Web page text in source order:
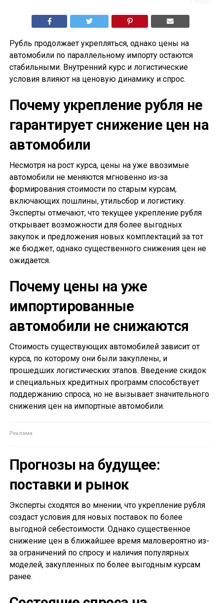
Рубль продолжает укрепляться, однако цены на
автомобили по параллельному импорту остаются
стабильными. Внутренний курс и логистические
условия влияют на ценовую динамику и спрос.
Почему укрепление рубля не
гарантирует снижение цен на
автомобили
Несмотря на рост курса, цены на уже ввозимые
автомобили не меняются мгновенно из-за
формирования стоимости по старым курсам,
включающих пошлины, утильсбор и логистику.
Эксперты отмечают, что текущее укрепление рубля
открывает возможности для более выгодных
закупок и предложения новых комплектаций за тот
же бюджет, однако существенного снижения цен не
ожидается.
Почему цены на уже
импортированные
автомобили не снижаются
Стоимость существующих автомобилей зависит от
курса, по которому они были закуплены, и
прошедших логистических этапов. Введение скидок
и специальных кредитных программ способствует
поддержанию спроса, но не вызывает значительного
снижения цен на импортные автомобили.
Прогнозы на будущее:
поставки и рынок
Эксперты сходятся во мнении, что укрепление рубля
создаст условия для новых поставок по более
выгодной себестоимости. Однако существенное
снижение цен в ближайшее время маловероятно из-
за ограничений по спросу и наличия популярных
моделей, закупленных по более выгодным курсам
ранее.